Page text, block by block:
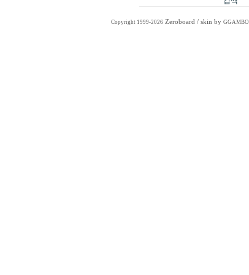
Copyright 1999-2026 Zeroboard / skin by GGAMBO